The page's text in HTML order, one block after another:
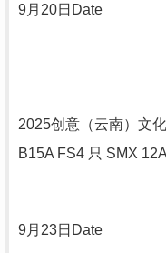
9月 20日 Date
2025创意（云南）文
B15A FS4 只 SMX
9月 23日 Date